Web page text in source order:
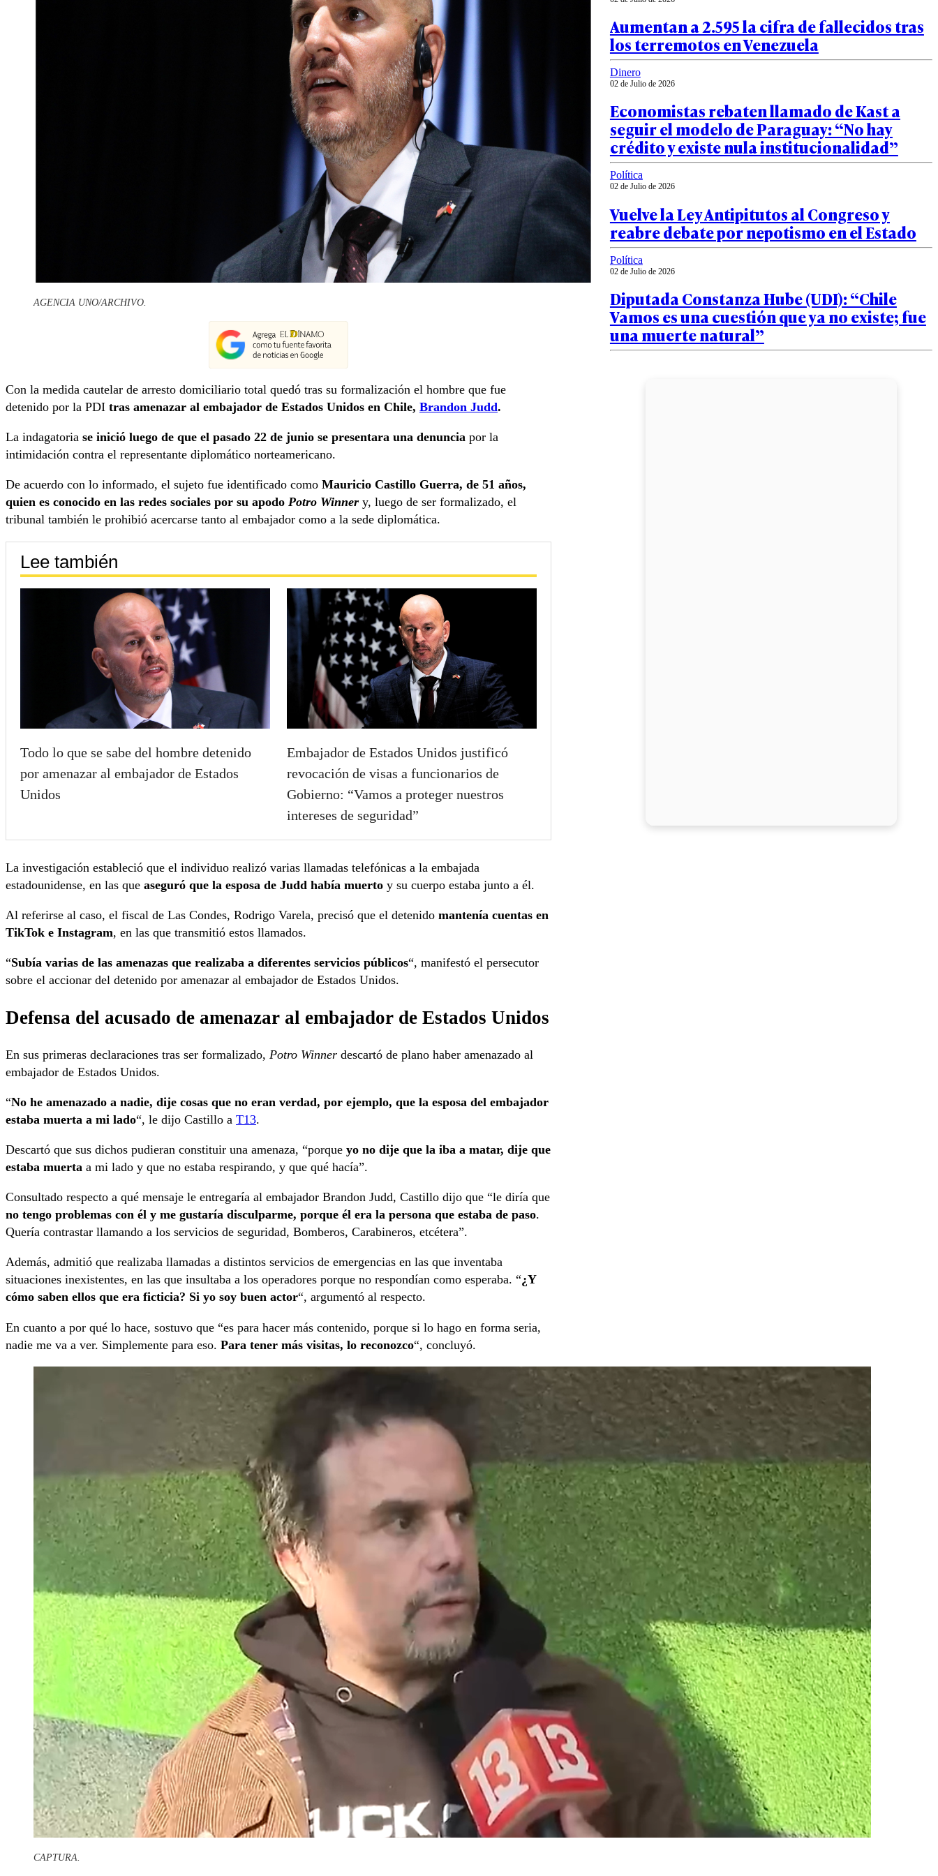
AGENCIA UNO/ARCHIVO.
Con la medida cautelar de arresto domiciliario total quedó tras su formalización el hombre que fue
detenido por la PDI tras amenazar al embajador de Estados Unidos en Chile, Brandon Judd.
La indagatoria se inició luego de que el pasado 22 de junio se presentara una denuncia por la
intimidación contra el representante diplomático norteamericano.
De acuerdo con lo informado, el sujeto fue identificado como Mauricio Castillo Guerra, de 51 años,
quien es conocido en las redes sociales por su apodo Potro Winner y, luego de ser formalizado, el
tribunal también le prohibió acercarse tanto al embajador como a la sede diplomática.
Lee también
Todo lo que se sabe del hombre detenido
por amenazar al embajador de Estados
Unidos
Embajador de Estados Unidos justificó
revocación de visas a funcionarios de
Gobierno: “Vamos a proteger nuestros
intereses de seguridad”
La investigación estableció que el individuo realizó varias llamadas telefónicas a la embajada
estadounidense, en las que aseguró que la esposa de Judd había muerto y su cuerpo estaba junto a él.
Al referirse al caso, el fiscal de Las Condes, Rodrigo Varela, precisó que el detenido mantenía cuentas en
TikTok e Instagram, en las que transmitió estos llamados.
“Subía varias de las amenazas que realizaba a diferentes servicios públicos“, manifestó el persecutor
sobre el accionar del detenido por amenazar al embajador de Estados Unidos.
Defensa del acusado de amenazar al embajador de Estados Unidos
En sus primeras declaraciones tras ser formalizado, Potro Winner descartó de plano haber amenazado al
embajador de Estados Unidos.
“No he amenazado a nadie, dije cosas que no eran verdad, por ejemplo, que la esposa del embajador
estaba muerta a mi lado“, le dijo Castillo a T13.
Descartó que sus dichos pudieran constituir una amenaza, “porque yo no dije que la iba a matar, dije que
estaba muerta a mi lado y que no estaba respirando, y que qué hacía”.
Consultado respecto a qué mensaje le entregaría al embajador Brandon Judd, Castillo dijo que “le diría que
no tengo problemas con él y me gustaría disculparme, porque él era la persona que estaba de paso.
Quería contrastar llamando a los servicios de seguridad, Bomberos, Carabineros, etcétera”.
Además, admitió que realizaba llamadas a distintos servicios de emergencias en las que inventaba
situaciones inexistentes, en las que insultaba a los operadores porque no respondían como esperaba. “¿Y
cómo saben ellos que era ficticia? Si yo soy buen actor“, argumentó al respecto.
En cuanto a por qué lo hace, sostuvo que “es para hacer más contenido, porque si lo hago en forma seria,
nadie me va a ver. Simplemente para eso. Para tener más visitas, lo reconozco“, concluyó.
CAPTURA.
Aumentan a 2.595 la cifra de fallecidos tras
los terremotos en Venezuela
Dinero
02 de Julio de 2026
Economistas rebaten llamado de Kast a
seguir el modelo de Paraguay: “No hay
crédito y existe nula institucionalidad”
Política
02 de Julio de 2026
Vuelve la Ley Antipitutos al Congreso y
reabre debate por nepotismo en el Estado
Política
02 de Julio de 2026
Diputada Constanza Hube (UDI): “Chile
Vamos es una cuestión que ya no existe; fue
una muerte natural”